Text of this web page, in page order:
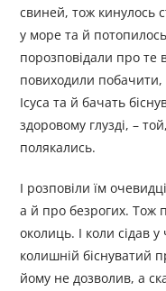
свиней, тож кинулось
у море та й
порозповідали про те
повиходили
Ісуса та й бачать
здоровому глузді, –
полякались.
І розповіли їм
а й про безрогих. Тож
околиць. І коли сідав
колишній біснуватий
йому не дозволив, а